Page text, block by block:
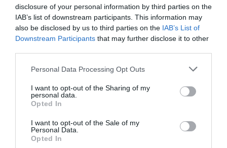
disclosure of your personal information by third parties on the
IAB’s list of downstream participants. This information may
also be disclosed by us to third parties on the IAB’s List of
Downstream Participants that may further disclose it to other
Personal Data Processing Opt Outs
I want to opt-out of the Sharing of my
personal data.
Opted In
I want to opt-out of the Sale of my
Personal Data.
Opted In
attualmente manca un 30% di lavoratori. Inoltre
il governo – prosegue il numero uno degli
albergatori – non ha ancora emanato il decreto
comunitari. Questo crea un’ulteriore difficoltà
imprese trentine”.
Articolo precedente